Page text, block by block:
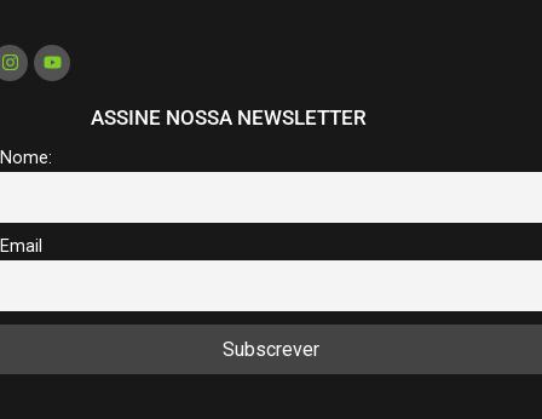
ASSINE NOSSA NEWSLETTER
Nome:
Email